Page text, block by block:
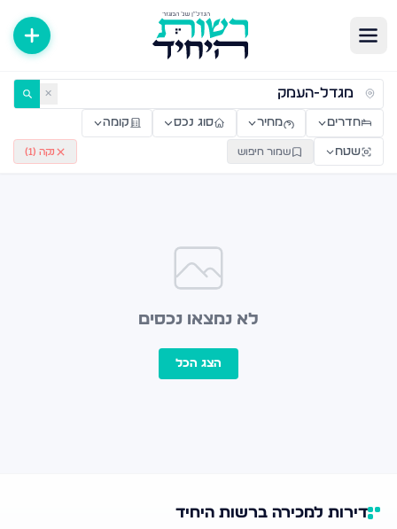
דירות למכירה ולהשכרה — רשות היחיד ✕
חדרים מחיר סוג נכס קומה
שטח שמור חיפוש נקה ( 1
)
לא נמצאו נכסים
הצג הכל
דירות למכירה ברשות היחיד